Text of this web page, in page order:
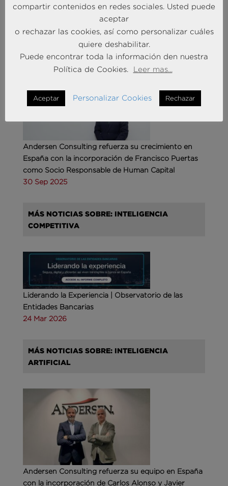
MÁS NOTICIAS SOBRE: ACTUALIDAD
Andersen Consulting refuerza su crecimiento en
España con la incorporación de Francisco Puertas
como Socio Responsable de Human Capital
30 Sep 2025
MÁS NOTICIAS SOBRE: INTELIGENCIA
COMPETITIVA
Liderando la Experiencia | Observatorio de las
Entidades Bancarias
24 Mar 2026
MÁS NOTICIAS SOBRE: INTELIGENCIA
ARTIFICIAL
Andersen Consulting refuerza su equipo en España
con la incorporación de Carlos Alonso y Javier
compartir contenidos en redes sociales. Usted puede
aceptar
o rechazar las cookies, así como personalizar cuáles
quiere deshabilitar.
Puede encontrar toda la información den nuestra
Política de Cookies.
Leer mas...
Aceptar Personalizar Cookies Rechazar